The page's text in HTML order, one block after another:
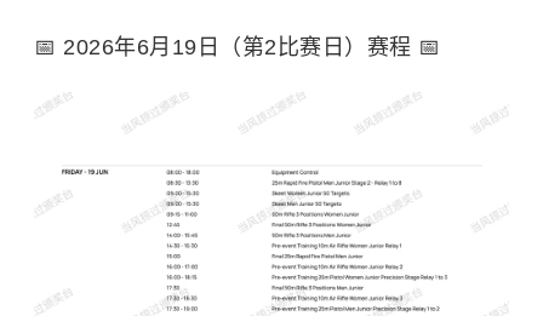
📅 2026年6月19日（第2比赛日）赛程 📅